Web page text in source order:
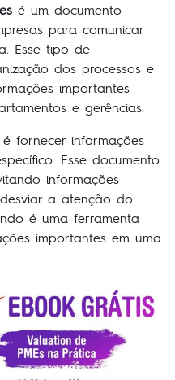
é um documento
para comunicar
Esse tipo de
dos processos e
importantes
e gerências.
fornecer informações
Esse documento
informações
a atenção do
é uma ferramenta
importantes em uma